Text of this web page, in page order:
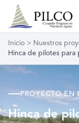
Inicio > Nuestros
Hinca de pilotes
PROYECTO EN
Hinca de